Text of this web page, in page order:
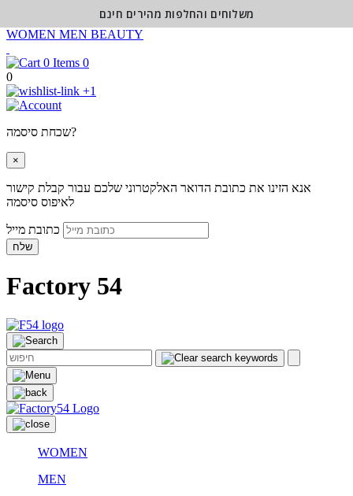
WOMEN MEN BEAUTY
0
0
+1
שכחת סיסמה?
×
אנא הזינו את כתובת הדואר האלקטרוני שלכם עבור קבלת קישור
לאיפוס סיסמה
שלח
Factory 54
WOMEN
MEN
משלוחים והחלפות מהירים חינם